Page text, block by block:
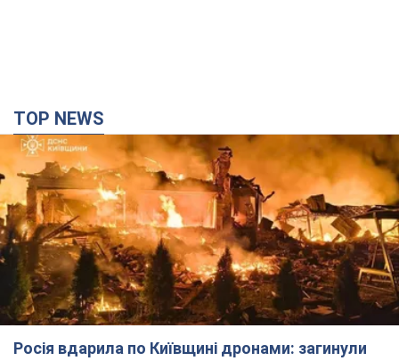
TOP NEWS
Росія вдарила по Київщині дронами: загинули